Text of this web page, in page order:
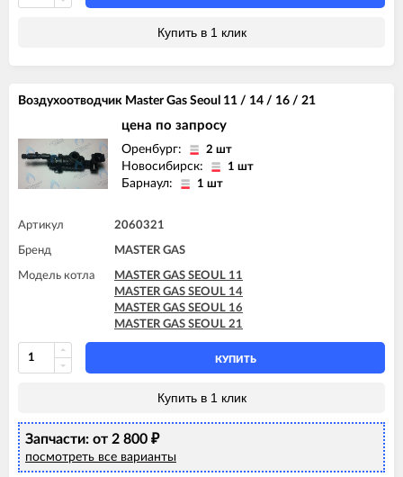
Купить в 1 клик
Воздухоотводчик Master Gas Seoul 11 / 14 / 16 / 21
цена по запросу
Оренбург: 2 шт
Новосибирск: 1 шт
Барнаул: 1 шт
Артикул 2060321
Бренд MASTER GAS
Модель котла
MASTER GAS SEOUL 11
MASTER GAS SEOUL 14
MASTER GAS SEOUL 16
MASTER GAS SEOUL 21
КУПИТЬ
Купить в 1 клик
Запчасти: от 2 800 ₽
посмотреть все варианты